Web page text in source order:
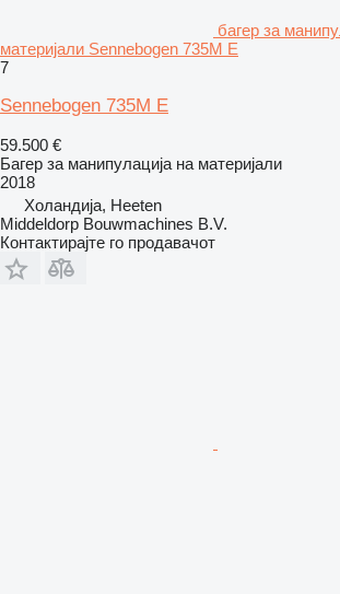
багер за
материјали Sennebogen 735M E
7
Sennebogen 735M E
59.500 €
Багер за манипулација на материјали
2018
Холандија, Heeten
Middeldorp Bouwmachines B.V.
Контактирајте го продавачот